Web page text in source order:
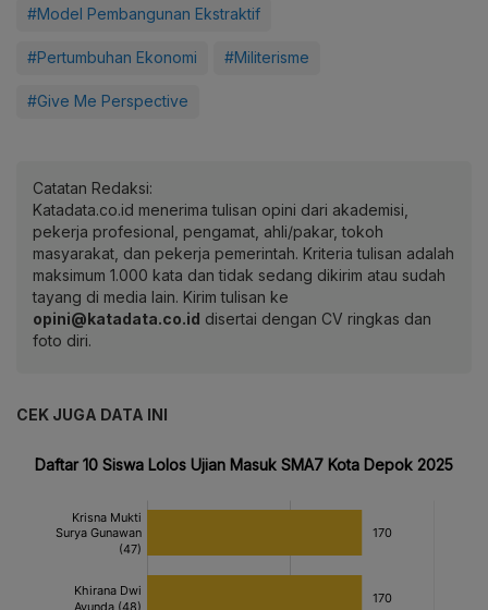
#Model Pembangunan Ekstraktif
#Pertumbuhan Ekonomi #Militerisme
#Give Me Perspective
Catatan Redaksi:
Katadata.co.id menerima tulisan opini dari akademisi,
pekerja profesional, pengamat, ahli/pakar, tokoh
masyarakat, dan pekerja pemerintah. Kriteria tulisan adalah
maksimum 1.000 kata dan tidak sedang dikirim atau sudah
tayang di media lain. Kirim tulisan ke
opini@katadata.co.id disertai dengan CV ringkas dan
foto diri.
CEK JUGA DATA INI